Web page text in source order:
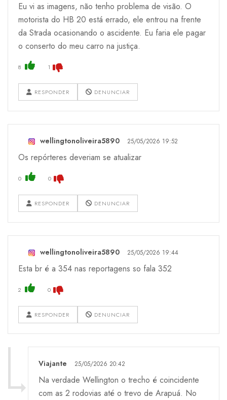
Eu vi as imagens, não tenho problema de visão. O
motorista do HB 20 está errado, ele entrou na frente
da Strada ocasionando o ascidente. Eu faria ele pagar
o conserto do meu carro na justiça.
8 1
RESPONDER DENUNCIAR
wellingtonoliveira5890 25/05/2026 19:52
Os repórteres deveriam se atualizar
0 0
RESPONDER DENUNCIAR
wellingtonoliveira5890 25/05/2026 19:44
Esta br é a 354 nas reportagens so fala 352
2 0
RESPONDER DENUNCIAR
Viajante 25/05/2026 20:42
Na verdade Wellington o trecho é coincidente
com as 2 rodovias até o trevo de Arapuá. No